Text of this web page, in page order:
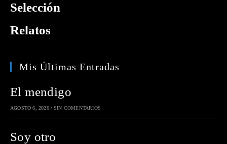
Selección
Relatos
Mis Últimas Entradas
El mendigo
AGOSTO 6, 2026 / SIN COMENTARIOS
Soy otro